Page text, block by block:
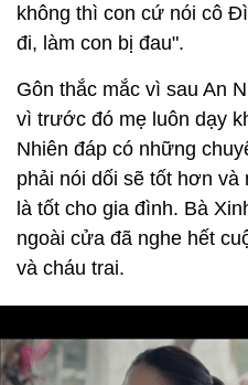
không thì con cứ nói cô
đi, làm con bị đau".
Gôn thắc mắc vì sau An
vì trước đó mẹ luôn dạy
Nhiên đáp có những
phải nói dối sẽ tốt hơn
là tốt cho gia đình. Bà
ngoài cửa đã nghe hết
và cháu trai.